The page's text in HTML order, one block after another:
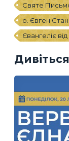
Святе
о. Євген
Євангеліє